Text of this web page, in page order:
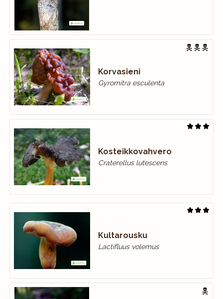
Korvasieni
Gyromitra esculenta
Kosteikkovahvero
Craterellus lutescens
Kultarousku
Lactifluus volemus